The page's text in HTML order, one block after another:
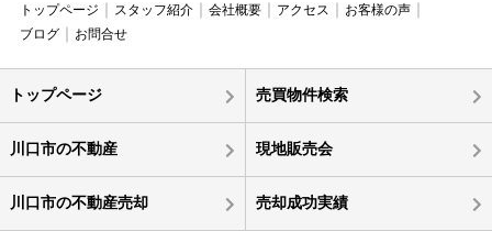
トップページ スタッフ紹介 会社概要 アクセス
お客様の声
ブログ
お問合せ
トップページ 売買物件検索
川口市の不動産 現地販売会
川口市の不動産売却 売却成功実績